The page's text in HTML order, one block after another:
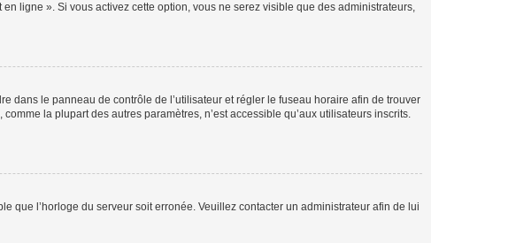
ligne ». Si vous activez cette option, vous ne serez visible que des administrateurs,
dans le panneau de contrôle de l’utilisateur et régler le fuseau horaire afin de trouver
la plupart des autres paramètres, n’est accessible qu’aux utilisateurs inscrits.
que l’horloge du serveur soit erronée. Veuillez contacter un administrateur afin de lui